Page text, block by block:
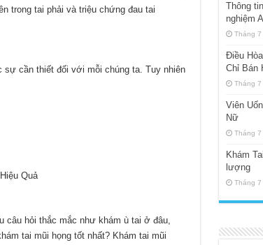
trong tai phải và triệu chứng đau tai
cần thiết đối với mỗi chúng ta. Tuy nhiên
Quả
câu hỏi thắc mắc như khám ù tai ở đâu,
tai mũi họng tốt nhất? Khám tai mũi
Thông
nghiệm
Tháng
Điều
Chỉ Bán
Tháng
Viên
Nữ
Tháng
Khám
lượng
Tháng